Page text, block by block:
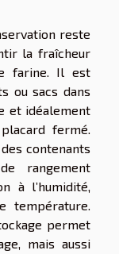
reste
la fraîcheur
farine. Il est
ou sacs dans
et idéalement
fermé.
contenants
rangement
à l’humidité,
température.
permet
mais aussi